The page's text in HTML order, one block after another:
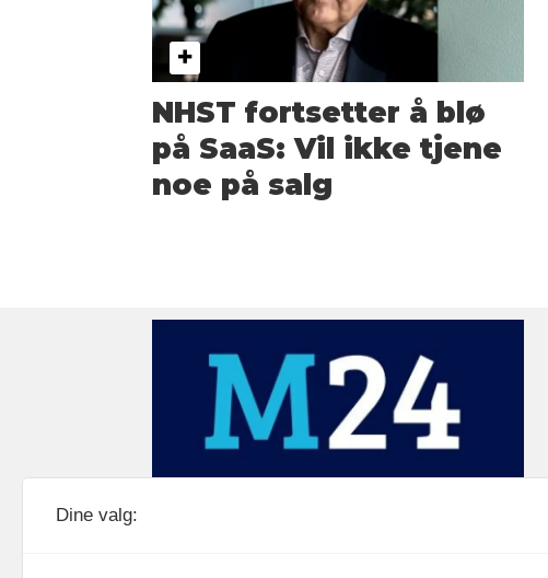
NHST fortsetter å blø
på SaaS: Vil ikke tjene
noe på salg
Dine valg: